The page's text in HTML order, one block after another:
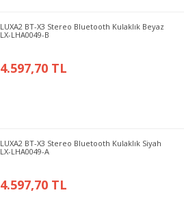
LUXA2 BT-X3 Stereo Bluetooth Kulaklık Beyaz
LX-LHA0049-B
4.597,70 TL
LUXA2 BT-X3 Stereo Bluetooth Kulaklık Siyah
LX-LHA0049-A
4.597,70 TL